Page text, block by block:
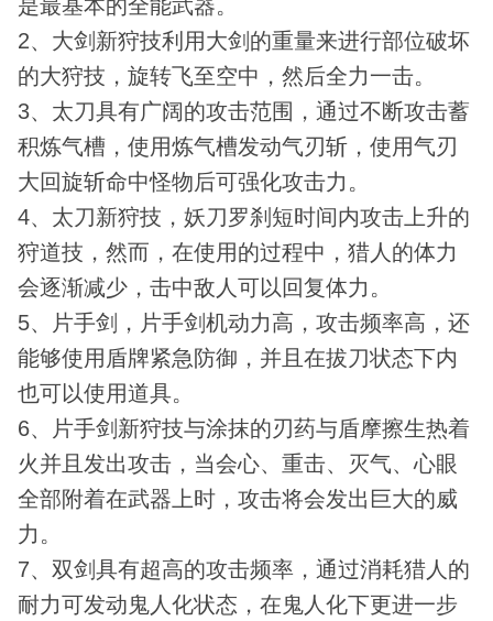
是最基本的全能武器。
2、大剑新狩技利用大剑的重量来进行部位破坏
的大狩技，旋转飞至空中，然后全力一击。
3、太刀具有广阔的攻击范围，通过不断攻击蓄
积炼气槽，使用炼气槽发动气刃斩，使用气刃
大回旋斩命中怪物后可强化攻击力。
4、太刀新狩技，妖刀罗刹短时间内攻击上升的
狩道技，然而，在使用的过程中，猎人的体力
会逐渐减少，击中敌人可以回复体力。
5、片手剑，片手剑机动力高，攻击频率高，还
能够使用盾牌紧急防御，并且在拔刀状态下内
也可以使用道具。
6、片手剑新狩技与涂抹的刃药与盾摩擦生热着
火并且发出攻击，当会心、重击、灭气、心眼
全部附着在武器上时，攻击将会发出巨大的威
力。
7、双剑具有超高的攻击频率，通过消耗猎人的
耐力可发动鬼人化状态，在鬼人化下更进一步